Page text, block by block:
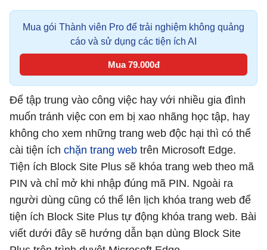
Mua gói Thành viên Pro để trải nghiệm không quảng
cáo và sử dụng các tiện ích AI
Mua 79.000đ
Để tập trung vào công việc hay với nhiều gia đình
muốn tránh việc con em bị xao nhãng học tập, hay
không cho xem những trang web độc hại thì có thể
cài tiện ích chặn trang web trên Microsoft Edge.
Tiện ích Block Site Plus sẽ khóa trang web theo mã
PIN và chỉ mở khi nhập đúng mã PIN. Ngoài ra
người dùng cũng có thể lên lịch khóa trang web để
tiện ích Block Site Plus tự động khóa trang web. Bài
viết dưới đây sẽ hướng dẫn bạn dùng Block Site